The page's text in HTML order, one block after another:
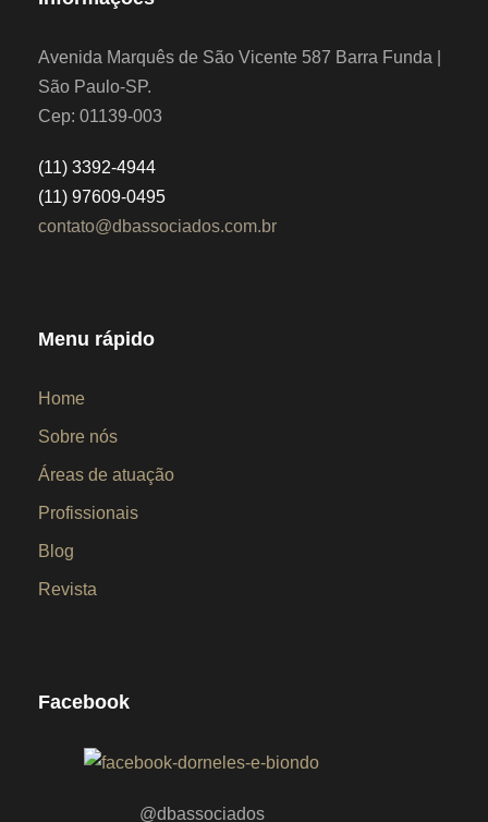
Avenida Marquês de São Vicente 587 Barra Funda |
São Paulo-SP.
Cep: 01139-003
(11) 3392-4944
(11) 97609-0495
contato@dbassociados.com.br
Menu rápido
Home
Sobre nós
Áreas de atuação
Profissionais
Blog
Revista
Facebook
@dbassociados